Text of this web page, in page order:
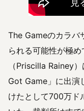
The Gameのカラバ
られる可能性が極
（Priscilla Rainey
Got Game」に出演
けたとして700万ド